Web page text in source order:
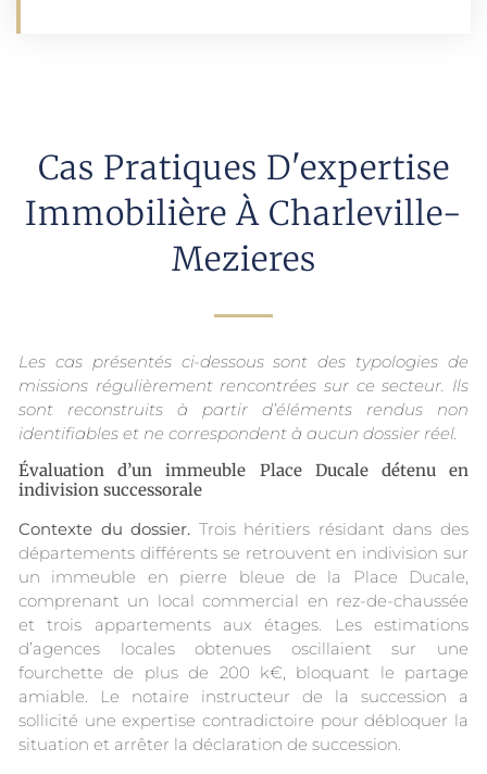
Cas Pratiques D'expertise
Immobilière À Charleville-
Mezieres
Les cas présentés ci-dessous sont des typologies de
missions régulièrement rencontrées sur ce secteur. Ils
sont reconstruits à partir d’éléments rendus non
identifiables et ne correspondent à aucun dossier réel.
Évaluation d’un immeuble Place Ducale détenu en
indivision successorale
Contexte du dossier. Trois héritiers résidant dans des
départements différents se retrouvent en indivision sur
un immeuble en pierre bleue de la Place Ducale,
comprenant un local commercial en rez-de-chaussée
et trois appartements aux étages. Les estimations
d’agences locales obtenues oscillaient sur une
fourchette de plus de 200 k€, bloquant le partage
amiable. Le notaire instructeur de la succession a
sollicité une expertise contradictoire pour débloquer la
situation et arrêter la déclaration de succession.